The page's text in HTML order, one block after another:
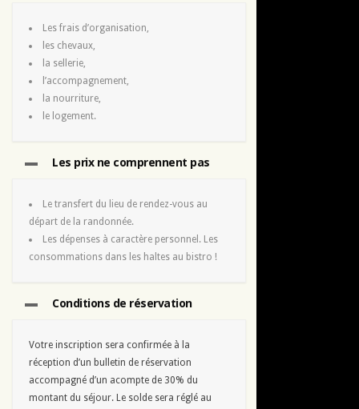
Les frais d’organisation,
les chevaux,
la sellerie,
l’accompagnement,
la nourriture,
le logement.
Les prix ne comprennent pas
Le transfert du lieu de rendez-vous au
départ de la randonnée.
Les dépenses à caractère personnel. Les
consommations dans les haltes au bistro !
Conditions de réservation
Votre inscription sera confirmée à la
réception d’un bulletin de réservation
accompagné d’un acompte de 30% du
montant du séjour. Le solde sera réglé au